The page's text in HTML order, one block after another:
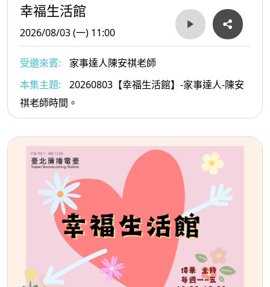
幸福生活館
2026/08/03 (一) 11:00
受邀來賓:
家事達人陳安祺老師
本集主題:
20260803【幸福生活館】-家事達人-陳安
祺老師時間。